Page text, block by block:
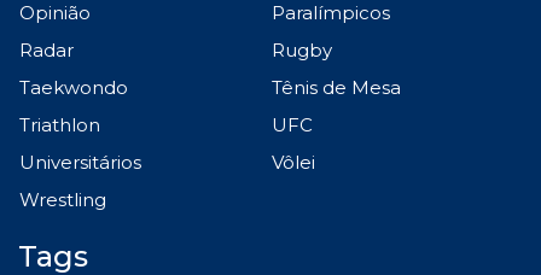
Opinião
Paralímpicos
Radar
Rugby
Taekwondo
Tênis de Mesa
Triathlon
UFC
Universitários
Vôlei
Wrestling
Tags